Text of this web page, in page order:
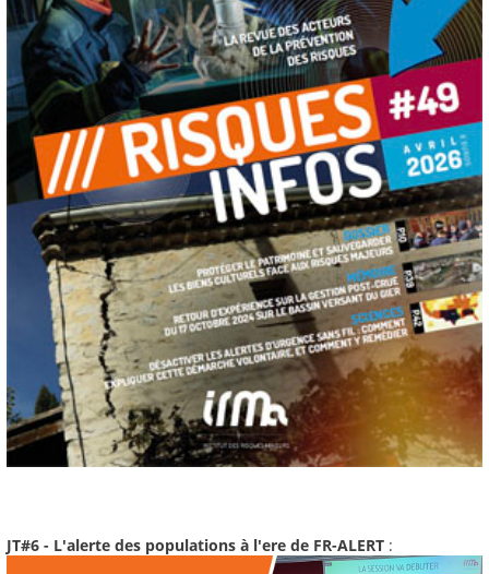
JT#6 - L'alerte des populations à l'ere de FR-ALERT :